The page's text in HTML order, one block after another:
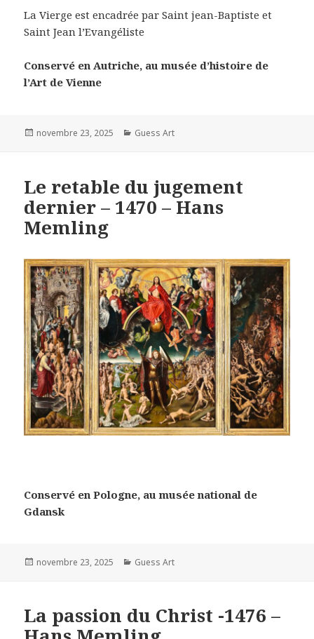
La Vierge est encadrée par Saint jean-Baptiste et
Saint Jean l’Evangéliste
Conservé en Autriche, au musée d’histoire de
l’Art de Vienne
Posted
novembre 23, 2025 Categories
Guess Art
Le retable du jugement
dernier – 1470 – Hans
Memling
Conservé en Pologne, au musée national de
Gdansk
Posted
novembre 23, 2025 Categories
Guess Art
La passion du Christ -1476 –